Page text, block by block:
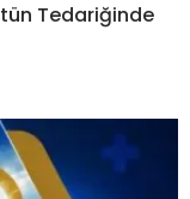
Tedariğinde